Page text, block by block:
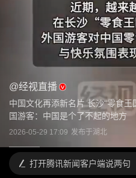
@经视直播
中国文化再添新名片 长沙“零食王
国游客：中国是个了不起的地方
2026-05-29 17:09 发布于湖北
打开腾讯新闻客户端说两句